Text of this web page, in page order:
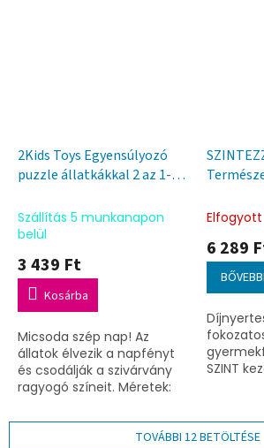
2Kids Toys Egyensúlyozó
puzzle állatkákkal 2 az 1-
Szállítás 5 munkanapon
belül
3 439 Ft
Kosárba
Micsoda szép nap! Az
állatok élvezik a napfényt
és csodálják a szivárvány
ragyogó színeit. Méretek:
hónapos kortól
Elfogyott
6 289
SZINT
TOVÁBBI 12 BETÖLTÉSE